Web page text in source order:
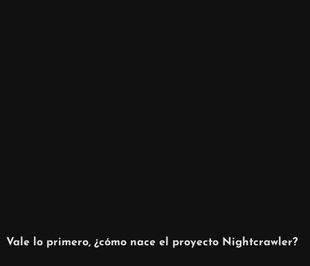
Vale lo primero, ¿cómo nace el proyecto Nightcrawler?